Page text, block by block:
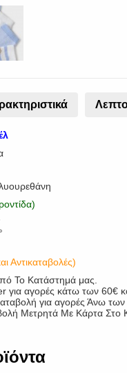
Αντικαταβολές)
Το Κατάστημά μας.
για αγορές κάτω των 60€
για αγορές Άνω
Μετρητά Με Κάρτα Στο